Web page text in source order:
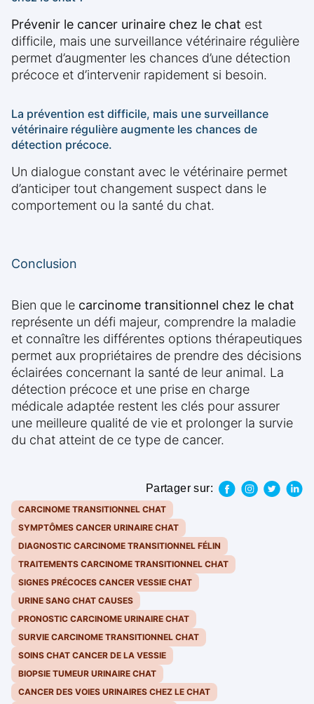
Prévenir le cancer urinaire chez le chat est
difficile, mais une surveillance vétérinaire régulière
permet d’augmenter les chances d’une détection
précoce et d’intervenir rapidement si besoin.
La prévention est difficile, mais une surveillance
vétérinaire régulière augmente les chances de
détection précoce.
Un dialogue constant avec le vétérinaire permet
d’anticiper tout changement suspect dans le
comportement ou la santé du chat.
Conclusion
Bien que le carcinome transitionnel chez le chat
représente un défi majeur, comprendre la maladie
et connaître les différentes options thérapeutiques
permet aux propriétaires de prendre des décisions
éclairées concernant la santé de leur animal. La
détection précoce et une prise en charge
médicale adaptée restent les clés pour assurer
une meilleure qualité de vie et prolonger la survie
du chat atteint de ce type de cancer.
Partager sur:
CARCINOME TRANSITIONNEL CHAT
SYMPTÔMES CANCER URINAIRE CHAT
DIAGNOSTIC CARCINOME TRANSITIONNEL FÉLIN
TRAITEMENTS CARCINOME TRANSITIONNEL CHAT
SIGNES PRÉCOCES CANCER VESSIE CHAT
URINE SANG CHAT CAUSES
PRONOSTIC CARCINOME URINAIRE CHAT
SURVIE CARCINOME TRANSITIONNEL CHAT
SOINS CHAT CANCER DE LA VESSIE
BIOPSIE TUMEUR URINAIRE CHAT
CANCER DES VOIES URINAIRES CHEZ LE CHAT